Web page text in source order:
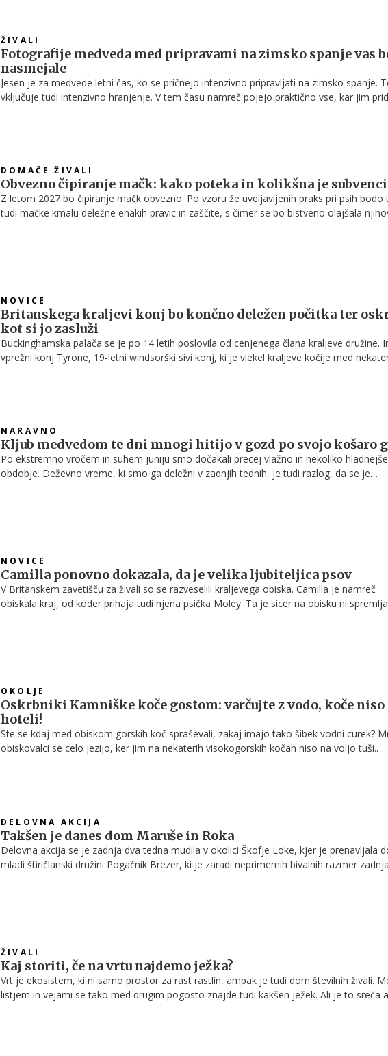
ŽIVALI
Fotografije medveda med pripravami na zimsko spanje vas
nasmejale
Jesen je za medvede letni čas, ko se pričnejo intenzivno pripravljati na zimsko spanje.
vključuje tudi intenzivno hranjenje. V tem času namreč pojejo praktično vse, kar jim
DOMAČE ŽIVALI
Obvezno čipiranje mačk: kako poteka in kolikšna je
Z letom 2027 bo čipiranje mačk obvezno. Po vzoru že uveljavljenih praks pri psih bodo
tudi mačke kmalu deležne enakih pravic in zaščite, s čimer se bo bistveno olajšala
NOVICE
Britanskega kraljevi konj bo končno deležen počitka ter
kot si jo zasluži
Buckinghamska palača se je po 14 letih poslovila od cenjenega člana kraljeve družine.
vprežni konj Tyrone, 19-letni windsorški sivi konj, ki je vlekel kraljeve kočije med
NARAVNO
Kljub medvedom te dni mnogi hitijo v gozd po svojo košaro
Po ekstremno vročem in suhem juniju smo dočakali precej vlažno in nekoliko hladnejše
obdobje. Deževno vreme, ki smo ga deležni v zadnjih tednih, je tudi razlog, da se je
NOVICE
Camilla ponovno dokazala, da je velika ljubiteljica psov
V Britanskem zavetišču za živali so se razveselili kraljevega obiska. Camilla je namreč
obiskala kraj, od koder prihaja tudi njena psička Moley. Ta je sicer na obisku ni
OKOLJE
Oskrbniki Kamniške koče gostom: varčujte z vodo, koče niso
hoteli!
Ste se kdaj med obiskom gorskih koč spraševali, zakaj imajo tako šibek vodni curek?
obiskovalci se celo jezijo, ker jim na nekaterih visokogorskih kočah niso na voljo tuši.
DELOVNA AKCIJA
Takšen je danes dom Maruše in Roka
Delovna akcija se je zadnja dva tedna mudila v okolici Škofje Loke, kjer je prenavljala
mladi štiričlanski družini Pogačnik Brezer, ki je zaradi neprimernih bivalnih razmer
ŽIVALI
Kaj storiti, če na vrtu najdemo ježka?
Vrt je ekosistem, ki ni samo prostor za rast rastlin, ampak je tudi dom številnih živali.
listjem in vejami se tako med drugim pogosto znajde tudi kakšen ježek. Ali je to sreča